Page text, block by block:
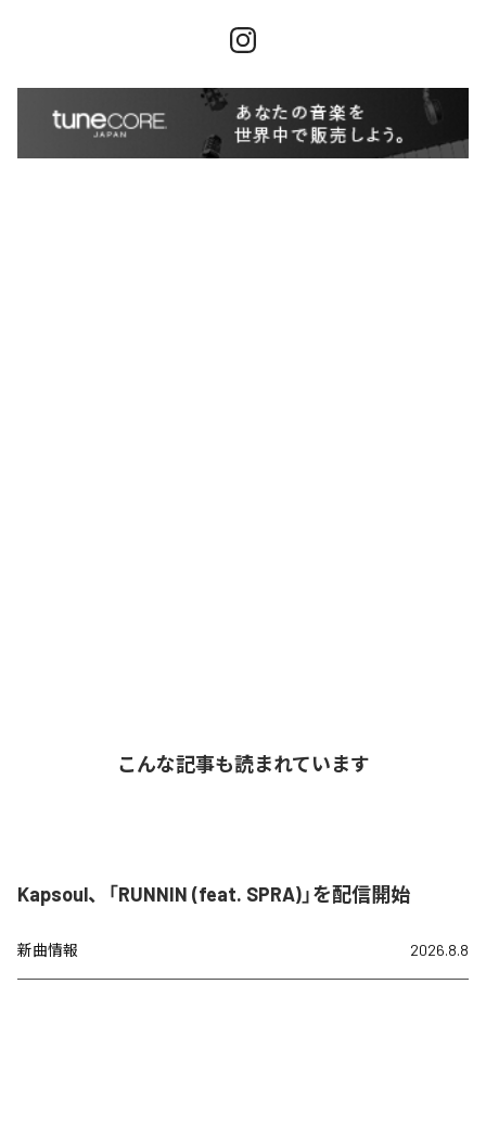
こんな記事も読まれています
Kapsoul、「RUNNIN (feat. SPRA)」を配信開始
新曲情報 2026.8.8